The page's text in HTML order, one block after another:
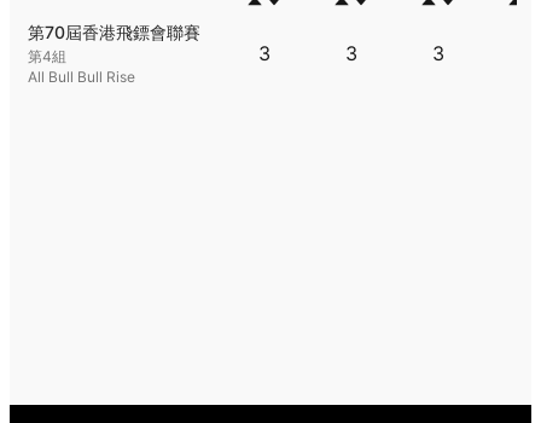
聯賽
第70屆香港飛鏢會聯賽
第4組
All Bull Bull Rise
3 3 3